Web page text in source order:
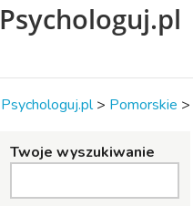
Psychologuj.pl
Psychologuj.pl > Pomorskie >
Twoje wyszukiwanie